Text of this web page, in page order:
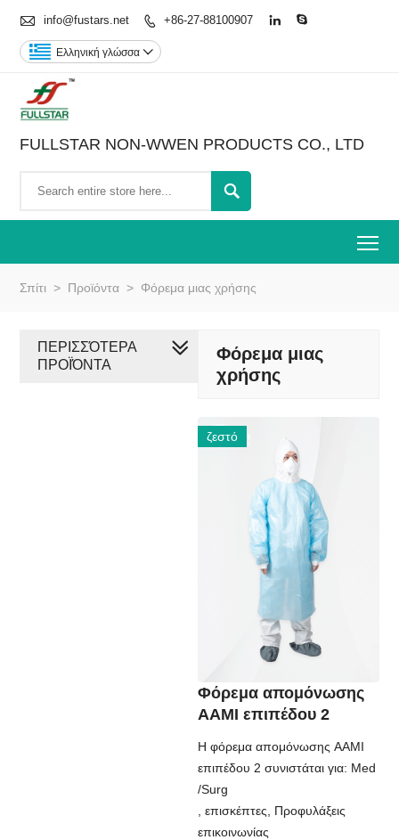
 info@fustars.net  +86-27-88100907  
Ελληνική γλώσσα 
FULLSTAR NON-WWEN PRODUCTS CO., LTD

Σπίτι > Προϊόντα > Φόρεμα μιας χρήσης
Φόρεμα μιας
χρήσης
ζεστό
Φόρεμα απομόνωσης
AAMI επιπέδου 2
Η φόρεμα απομόνωσης AAMI
επιπέδου 2 συνιστάται για: Med
/Surg
, επισκέπτες, Προφυλάξεις
επικοινωνίας
ΠΕΡΙΣΣΌΤΕΡΑ
ΠΡΟΪΌΝΤΑ